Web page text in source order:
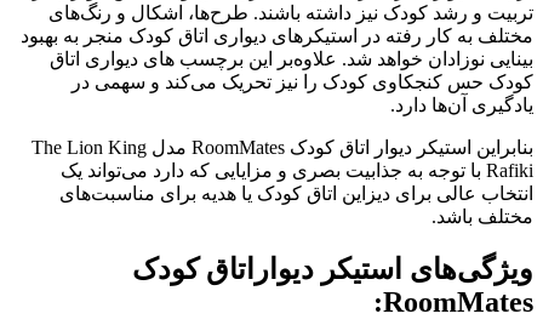
تربیت و رشد کودک نیز داشته باشند. طرح‌ها، اشکال و رنگ‌های
مختلف به کار رفته در استیکرهای دیواری اتاق کودک منجر به بهبود
بینایی نوزادان خواهد شد. علاوه‌بر این برچسب های دیواری اتاق
کودک حس کنجکاوی کودک را نیز تحریک می‌کند و سهمی در
یادگیری آن‌ها دارد.
بنابراین استیکر دیوار اتاق کودک RoomMates مدل The Lion King
Rafiki با توجه به جذابیت بصری و مزایایی که دارد می‌تواند یک
انتخاب عالی برای دیزاین اتاق کودک یا هدیه برای مناسبت‌های
مختلف باشد.
ویژگی‌های استیکر دیواراتاق کودک
RoomMates: